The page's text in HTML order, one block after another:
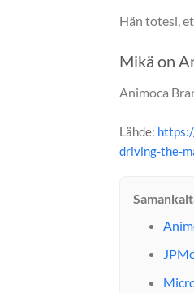
Hän totesi,
Mikä on
Animoca
Lähde:
driving-the-